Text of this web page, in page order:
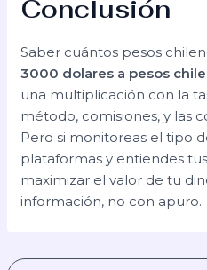
Conclusión
Saber cuántos pesos
3000 dolares a pesos
una multiplicación con la
método, comisiones, y las
Pero si monitoreas el tipo
plataformas y entiendes
maximizar el valor de tu
información, no con apuro.